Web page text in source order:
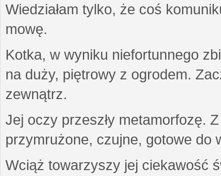
Wiedziałam tylko, że coś
mowę.
Kotka, w wyniku niefortunnego
na duży, piętrowy z ogrodem.
zewnątrz.
Jej oczy przeszły metamorfozę.
przymrużone, czujne, gotowe do
Wciąż towarzyszy jej ciekawość